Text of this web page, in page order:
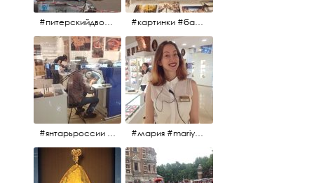
#питерскийдвор #спаснакрови #июльскийдень2017 #картинки #балетпитера #янтарьроссиии
#янтарьроссии #янтарь #мария #mariya #янтарьроссии